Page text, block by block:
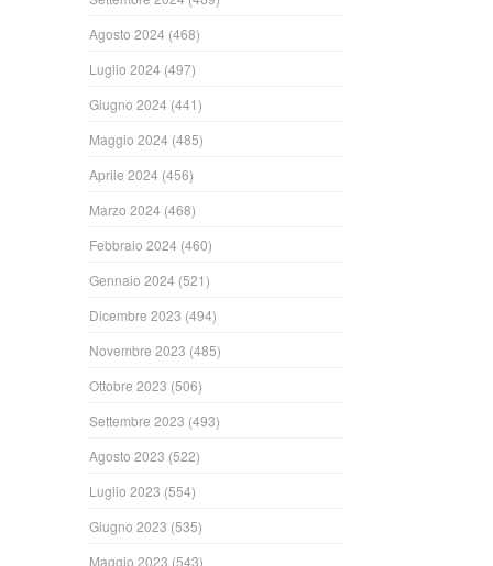
Agosto 2024 (468)
Luglio 2024 (497)
Giugno 2024 (441)
Maggio 2024 (485)
Aprile 2024 (456)
Marzo 2024 (468)
Febbraio 2024 (460)
Gennaio 2024 (521)
Dicembre 2023 (494)
Novembre 2023 (485)
Ottobre 2023 (506)
Settembre 2023 (493)
Agosto 2023 (522)
Luglio 2023 (554)
Giugno 2023 (535)
Maggio 2023 (543)